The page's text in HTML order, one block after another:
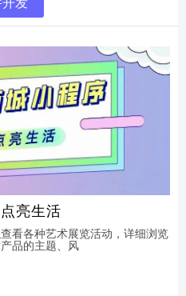
亮生活
看各种艺术展览活动，详细浏览
品的主题、风